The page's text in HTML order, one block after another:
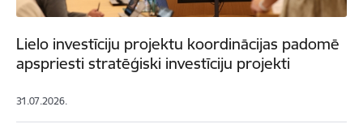
Lielo investīciju projektu koordinācijas padomē
apspriesti stratēģiski investīciju projekti
31.07.2026.